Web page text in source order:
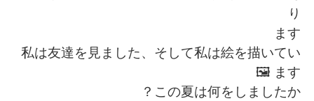
り
ます
私は友達を見ました、そして私は絵を描いてい
ます 🖼
この夏は何をしましたか？